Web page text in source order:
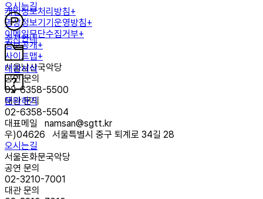
오시는길
주차안내
대관서식
문의하기
개인정보처리방침+
영상정보기기운영방침+
이메일무단수집거부+
정보공개+
사이트맵+
서울남산국악당
공연 문의
02-6358-5500
대관 문의
02-6358-5504
대표메일 namsan@sgtt.kr
우)04626
서울특별시 중구 퇴계로 34길 28
오시는길
서울돈화문국악당
공연 문의
02-3210-7001
대관 문의